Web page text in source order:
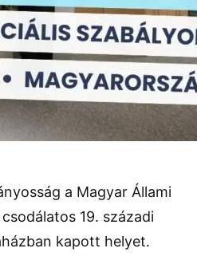
a Magyar Állami
19. századi
kapott helyet.